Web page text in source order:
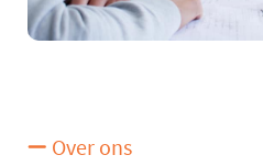
Over ons